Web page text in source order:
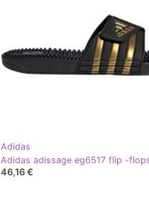
Adidas
Adidas adissage eg6517 flip -
46,16 €